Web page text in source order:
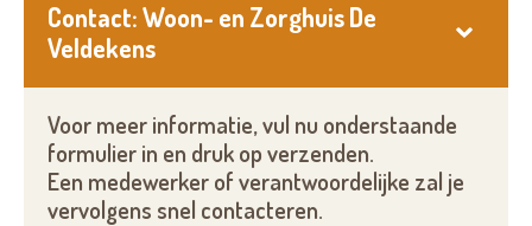
Contact: Woon- en Zorghuis De
Veldekens
Voor meer informatie, vul nu onderstaande
formulier in en druk op verzenden.
Een medewerker of verantwoordelijke zal je
vervolgens snel contacteren.